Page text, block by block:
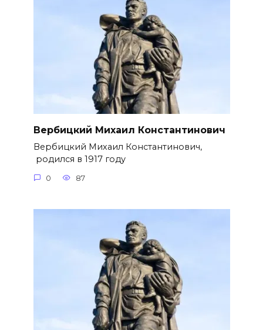
Вербицкий Михаил Константинович
Вербицкий Михаил Константинович,
родился в 1917 году
0 87